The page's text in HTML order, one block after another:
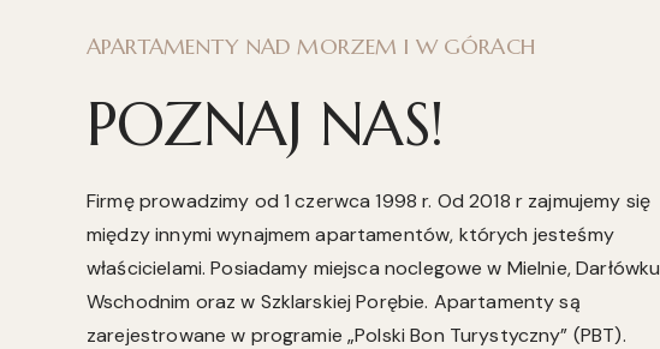
APARTAMENTY NAD MORZEM I W GÓRACH
POZNAJ NAS!
Firmę prowadzimy od 1 czerwca 1998 r. Od 2018 r zajmujemy się
między innymi wynajmem apartamentów, których jesteśmy
właścicielami. Posiadamy miejsca noclegowe w Mielnie, Darłówku
Wschodnim oraz w Szklarskiej Porębie. Apartamenty są
zarejestrowane w programie „Polski Bon Turystyczny” (PBT).